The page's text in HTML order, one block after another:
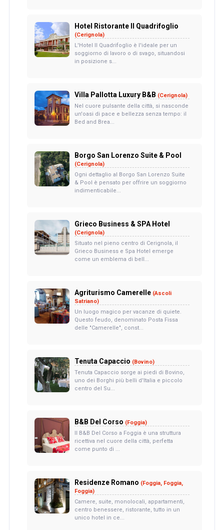
Hotel Ristorante Il Quadrifoglio
(Cerignola)
L'Hotel Il Quadrifoglio è l'ideale per un
soggiorno di lavoro o di svago, situandosi
in posizione s...
Villa Pallotta Luxury B&B (Cerignola)
Nel cuore pulsante della città, si nasconde
un'oasi di pace e bellezza senza tempo: il
Bed and Brea...
Borgo San Lorenzo Suite & Pool
(Cerignola)
Ogni dettaglio al Borgo San Lorenzo Suite
& Pool è pensato per offrire un soggiorno
indimenticabile...
Grieco Business & SPA Hotel
(Cerignola)
Situato nel pieno centro di Cerignola, il
Grieco Business e Spa Hotel emerge
come un emblema di bell...
Agriturismo Camerelle (Ascoli
Satriano)
Un luogo magico per vacanze di quiete.
Questo feudo, denominato Posta Fissa
delle "Camerelle", const...
Tenuta Capaccio (Bovino)
Tenuta Capaccio sorge ai piedi di Bovino,
uno dei Borghi più belli d'Italia e piccolo
centro del Su...
B&B Del Corso (Foggia)
Il B&B Del Corso a Foggia è una struttura
ricettiva nel cuore della città, perfetta
come punto di ...
Residenze Romano (Foggia, Foggia,
Foggia)
Camere, suite, monolocali, appartamenti,
centro benessere, ristorante, tutto in un
unico hotel in ce...